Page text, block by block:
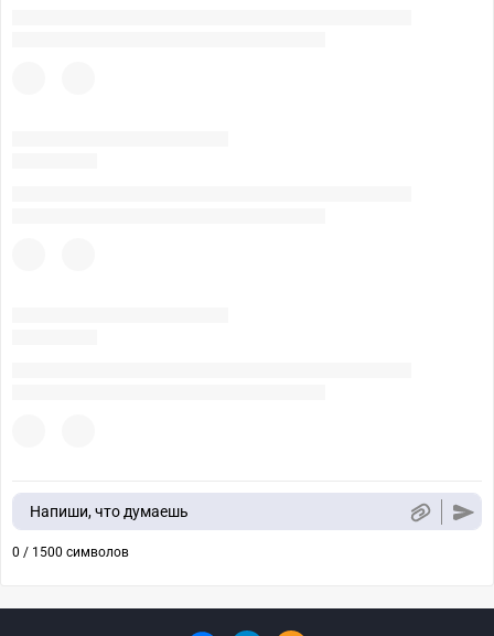
Напиши, что думаешь
0 / 1500 символов